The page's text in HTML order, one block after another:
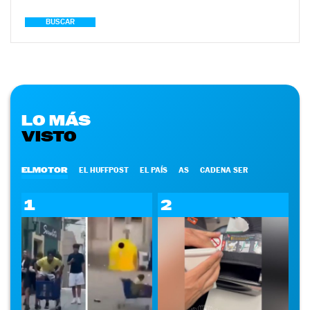
BUSCAR
LO MÁS
VISTO
ELMOTOR EL HUFFPOST EL PAÍS AS CADENA SER
1 2